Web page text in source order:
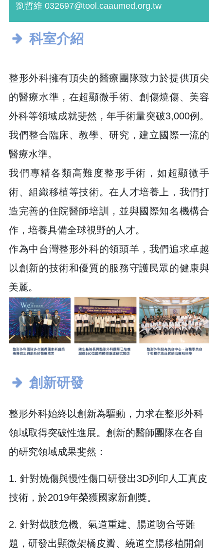
劉哲維 032697@tool.caaumed.org.tw
科室介紹
整形外科擁有頂尖的醫療團隊致力於提供頂尖
的醫療水準，在超顯微手術、創傷燒傷、美容
外科等領域成就斐然，年手術量突破3,000例。
我們整合臨床、教學、研究，建立國際一流的
醫療水準。
我們專精各類高難度整形手術，如超顯微手
術、組織移植等技術。在人才培養上，我們打
造完善的住院醫師培訓，並與國際知名機構合
作，培養具備全球視野的人才。
作為中台灣整形外科的領頭羊，我們追求卓越
以創新的技術和優質的服務守護民眾的健康與
美麗。
創新研發
整形外科始終以創新為驅動，力求在整形外科
領域取得突破性進展。創新的醫師團隊在各自
的研究領域成果斐然：
1. 針對燒傷與慢性傷口研發出3D列印人工真皮
技術，於2019年榮獲國家新創獎。
2. 針對截肢危機、氣道重建、腸道吻合等難
題，研發出顯微架橋皮瓣、繞道空腸移植開創